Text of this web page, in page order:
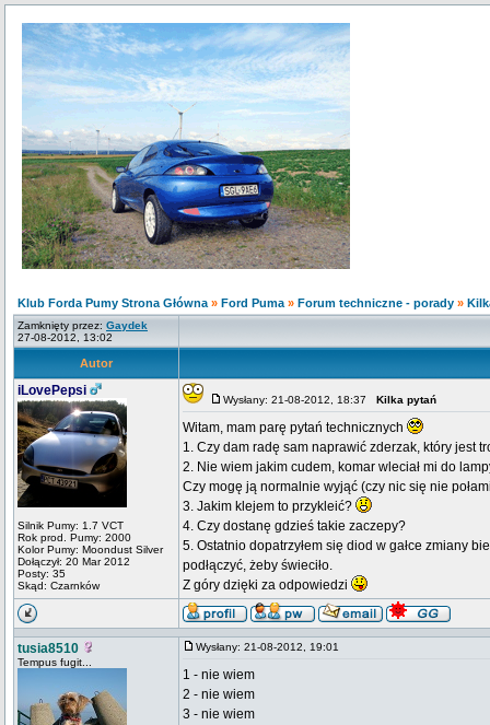
Klub Forda Pumy Strona Główna » Ford Puma » Forum techniczne - porady »
Zamknięty przez: Gaydek
27-08-2012, 13:02
Autor
iLovePepsi
Silnik Pumy: 1.7 VCT
Rok prod. Pumy: 2000
Kolor Pumy: Moondust Silver
Dołączył: 20 Mar 2012
Posty: 35
Skąd: Czarnków
Wysłany: 21-08-2012, 18:37 Kilka pytań
Witam, mam parę pytań technicznych
1. Czy dam radę sam naprawić zderzak, który jest
2. Nie wiem jakim cudem, komar wleciał mi do
Czy mogę ją normalnie wyjąć (czy nic się nie
3. Jakim klejem to przykleić?
4. Czy dostanę gdzieś takie zaczepy?
5. Ostatnio dopatrzyłem się diod w gałce zmiany
podłączyć, żeby świeciło.
Z góry dzięki za odpowiedzi
tusia8510
Tempus fugit...
Wysłany: 21-08-2012, 19:01
1 - nie wiem
2 - nie wiem
3 - nie wiem